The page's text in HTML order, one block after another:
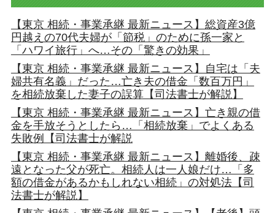
【東京 相続・事業承継 最新ニュース】総資産3億
円越えの70代夫婦が「節税」のために孫一家と
「ハワイ旅行」へ…その「驚きの効果」
【東京 相続・事業承継 最新ニュース】自宅は「夫
婦共有名義」だった…亡き夫の借金「数百万円」
を相続放棄した妻子の誤算【司法書士が解説】
【東京 相続・事業承継 最新ニュース】亡き親の借
金を手放そうとしたら…「相続放棄」でよくある
失敗例【司法書士が解説
【東京 相続・事業承継 最新ニュース】離婚後、疎
遠となった父が死亡。相続人は一人娘だけ…「多
額の借金があるかもしれない相続」の対処法【司
法書士が解説】